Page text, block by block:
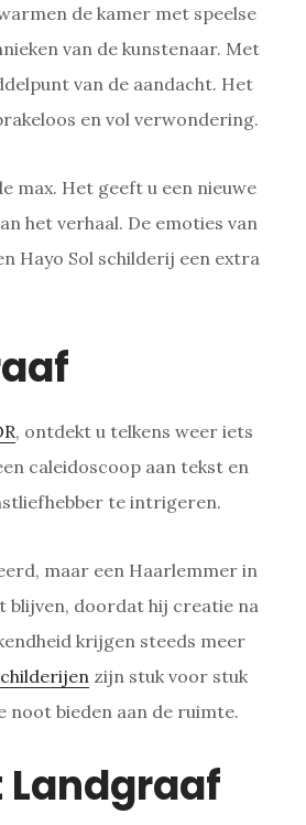
de kamer met speelse
van de kunstenaar. Met
van de aandacht. Het
en vol verwondering.
Het geeft u een nieuwe
het verhaal. De emoties van
Hayo Sol schilderij een extra
, ontdekt u telkens weer iets
caleidoscoop aan tekst en
te intrigeren.
maar een Haarlemmer in
blijven, doordat hij creatie na
krijgen steeds meer
zijn stuk voor stuk
noot bieden aan de ruimte.